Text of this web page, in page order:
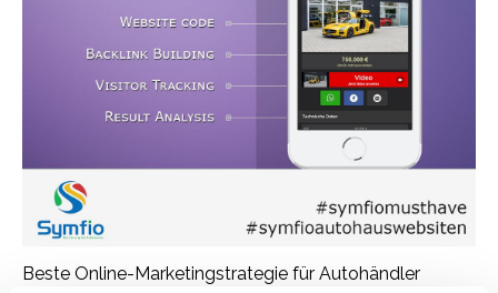
Beste Online-Marketingstrategie für Autohändler